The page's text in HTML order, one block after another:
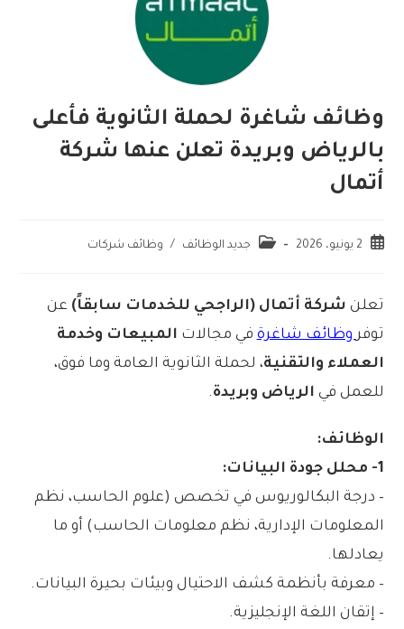
وظائف شاغرة لحملة الثانوية فأعلى
بالرياض وبريدة تعلن عنها شركة
أتمال
2 يونيو، 2026 جديد الوظائف / وظائف شركات
تعلن شركة أتمال (الراجحي للخدمات سابقاً) عن
توفر وظائف شاغرة في مجالات المبيعات وخدمة
العملاء والتقنية، لحملة الثانوية العامة وما فوق،
للعمل في الرياض وبريدة.
الوظائف:
1- محلل جودة البيانات:
– درجة البكالوريوس في تخصص (علوم الحاسب، نظم
المعلومات الإدارية، نظم معلومات الحاسب) أو ما
يعادلها.
– معرفة بأنظمة كشف الاحتيال وبيئات بحيرة البيانات.
– إتقان اللغة الإنجليزية.